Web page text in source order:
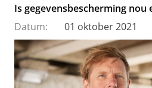
Is gegevensbescherming nou
Datum:
01 oktober 2021